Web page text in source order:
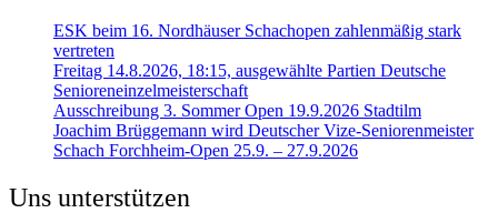
ESK beim 16. Nordhäuser Schachopen zahlenmäßig stark
vertreten
Freitag 14.8.2026, 18:15, ausgewählte Partien Deutsche
Senioreneinzelmeisterschaft
Ausschreibung 3. Sommer Open 19.9.2026 Stadtilm
Joachim Brüggemann wird Deutscher Vize-Seniorenmeister
Schach Forchheim-Open 25.9. – 27.9.2026
Uns unterstützen